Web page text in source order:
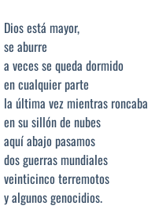
Dios está mayor,
se aburre
a veces se queda dormido
en cualquier parte
la última vez mientras roncaba
en su sillón de nubes
aquí abajo pasamos
dos guerras mundiales
veinticinco terremotos
y algunos genocidios.